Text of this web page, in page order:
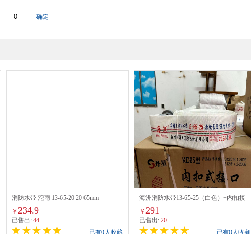
确定
消防水带 沱雨 13-65-20 20 65mm
￥ 234.9
已售出: 44
已有0人收藏
海洲消防水带13-65-25（白色）+内扣接
￥ 291
已售出: 20
已有0人收藏